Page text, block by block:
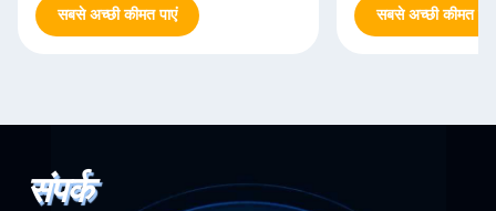
सबसे अच्छी कीमत पाएं सबसे अच्छी कीमत पाएं
संपर्क